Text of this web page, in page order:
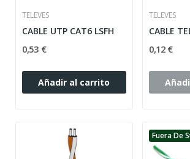
TELEVES
CABLE UTP CAT6 LSFH
0,53 €
Añadir al carrito
TELEVES
0,12 €
Fuera De